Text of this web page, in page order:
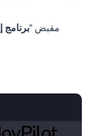
مقبض “برنامج